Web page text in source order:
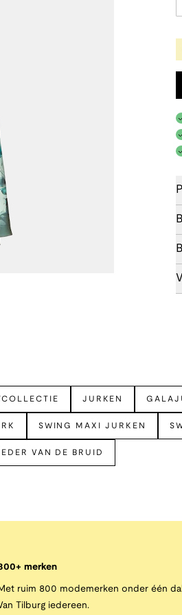
JURKEN
SWING MAXI JURKEN
VAN DE BRUID
merken
ruim 800 modemerken onder één
Tilburg iedereen.